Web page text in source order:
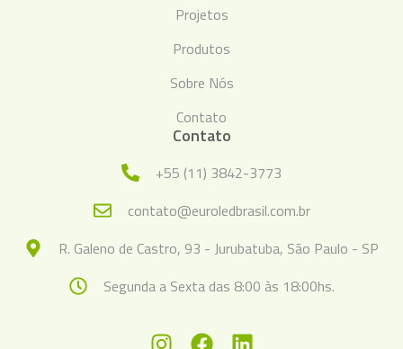
Projetos
Produtos
Sobre Nós
Contato
Contato
+55 (11) 3842-3773
contato@euroledbrasil.com.br
R. Galeno de Castro, 93 - Jurubatuba, São Paulo - SP
Segunda a Sexta das 8:00 às 18:00hs.